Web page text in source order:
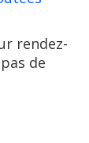
rendez-
de